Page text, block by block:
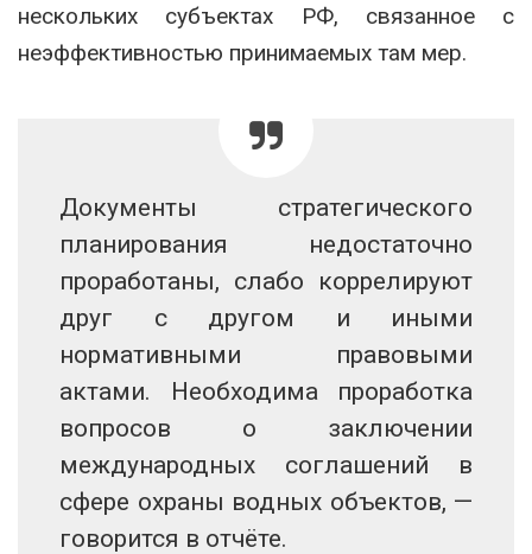
нескольких субъектах РФ, связанное с
неэффективностью принимаемых там мер.
Документы стратегического
планирования недостаточно
проработаны, слабо коррелируют
друг с другом и иными
нормативными правовыми
актами. Необходима проработка
вопросов о заключении
международных соглашений в
сфере охраны водных объектов, —
говорится в отчёте.